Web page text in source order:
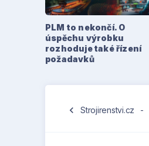
PLM to nekončí. O
úspěchu výrobku
rozhoduje také řízení
požadavků
chevron_left Strojirenstvi.cz -